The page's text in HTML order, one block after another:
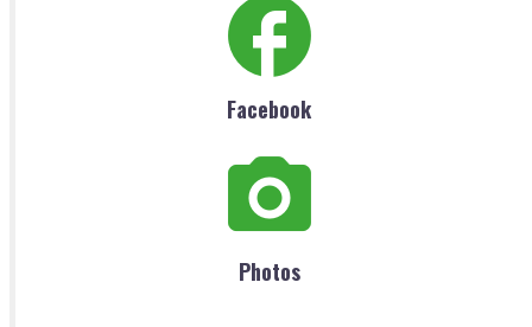
Facebook
Photos